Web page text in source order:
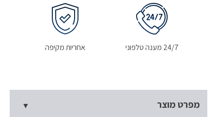
24/7 מענה טלפוני אחריות מקיפה
מפרט מוצר